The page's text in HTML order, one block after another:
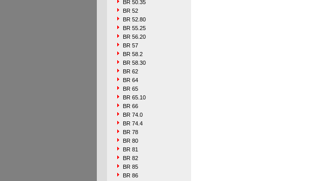
BR 50.35
BR 52
BR 52.80
BR 55.25
BR 56.20
BR 57
BR 58.2
BR 58.30
BR 62
BR 64
BR 65
BR 65.10
BR 66
BR 74.0
BR 74.4
BR 78
BR 80
BR 81
BR 82
BR 85
BR 86